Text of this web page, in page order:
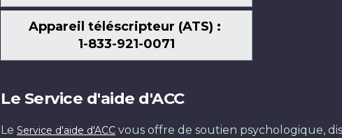
Appareil téléscripteur (ATS) :
1-833-921-0071
Le Service d'aide d'ACC
Le Service d'aide d'ACC vous offre de soutien psychologique,